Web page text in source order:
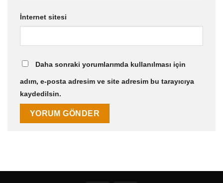
İnternet sitesi
Daha sonraki yorumlarımda kullanılması için
adım, e-posta adresim ve site adresim bu tarayıcıya
kaydedilsin.